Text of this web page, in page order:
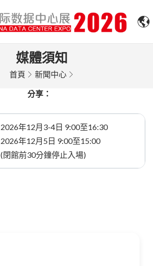
媒體須知
首頁 新聞中心
分享：
2026年12月3-4日 9:00至16:30
2026年12月5日 9:00至15:00
(閉館前30分鐘停止入場)